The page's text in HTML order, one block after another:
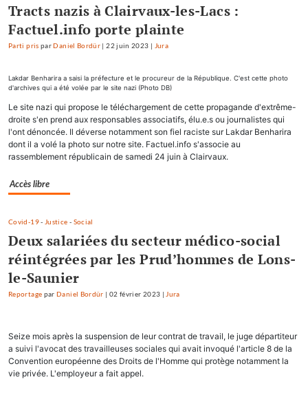
Tracts nazis à Clairvaux-les-Lacs :
Factuel.info porte plainte
Parti pris parDaniel Bordür |22 juin 2023 | Jura
Lakdar Benharira a saisi la préfecture et le procureur de la République. C'est cette photo
d'archives qui a été volée par le site nazi (Photo DB)
Le site nazi qui propose le téléchargement de cette propagande d'extrême-
droite s'en prend aux responsables associatifs, élu.e.s ou journalistes qui
l'ont dénoncée. Il déverse notamment son fiel raciste sur Lakdar Benharira
dont il a volé la photo sur notre site. Factuel.info s'associe au
rassemblement républicain de samedi 24 juin à Clairvaux.
Accès libre
Covid-19- Justice - Social
Deux salariées du secteur médico-social
réintégrées par les Prud’hommes de Lons-
le-Saunier
Reportage parDaniel Bordür | 02 février 2023 | Jura
Seize mois après la suspension de leur contrat de travail, le juge départiteur
a suivi l'avocat des travailleuses sociales qui avait invoqué l'article 8 de la
Convention européenne des Droits de l'Homme qui protège notamment la
vie privée. L'employeur a fait appel.